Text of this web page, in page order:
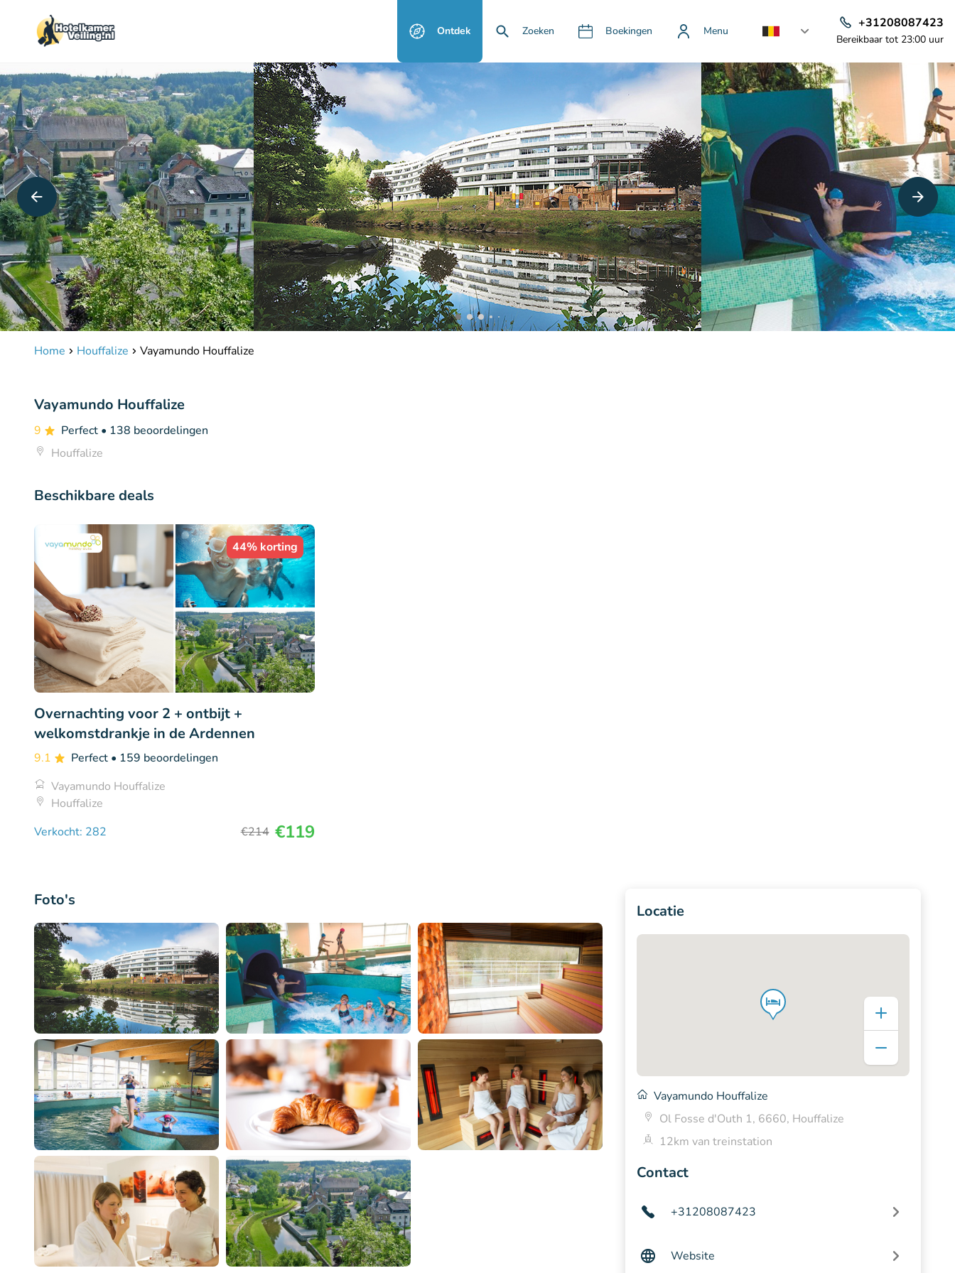
Ontdek Zoeken Boekingen Menu
+31208087423
Bereikbaar tot 23:00 uur
Home Houffalize Vayamundo Houffalize
Vayamundo Houffalize
9 Perfect • 138 beoordelingen
Houffalize
Beschikbare deals
44% korting
Overnachting voor 2 + ontbijt +
welkomstdrankje in de Ardennen
9.1 Perfect • 159 beoordelingen
Vayamundo Houffalize
Houffalize
Verkocht: 282
€214 €119
Foto's
Locatie
Vayamundo Houffalize
Ol Fosse d'Outh 1, 6660, Houffalize
12km van treinstation
Contact
+31208087423
Website